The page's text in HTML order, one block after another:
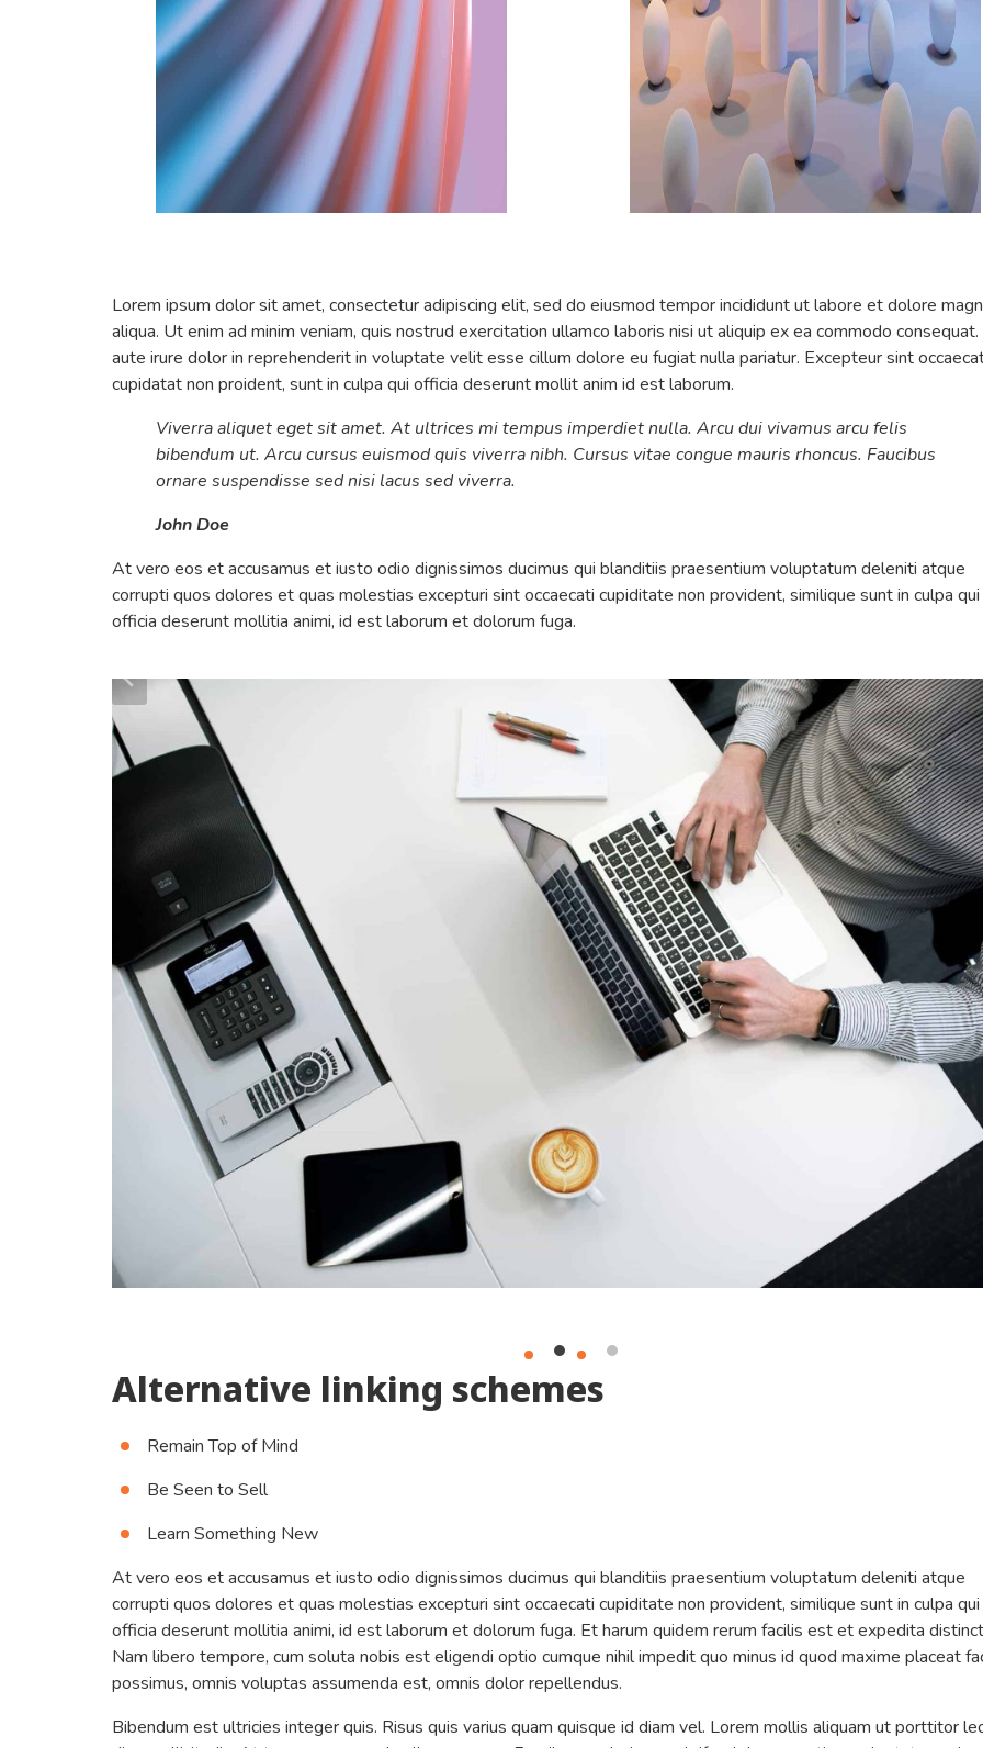
Lorem ipsum dolor sit amet, consectetur adipiscing elit, sed do eiusmod tempor incididunt ut labore et dolore
aliqua. Ut enim ad minim veniam, quis nostrud exercitation ullamco laboris nisi ut aliquip ex ea commodo consequat.
aute irure dolor in reprehenderit in voluptate velit esse cillum dolore eu fugiat nulla pariatur. Excepteur sint
cupidatat non proident, sunt in culpa qui officia deserunt mollit anim id est laborum.
Viverra aliquet eget sit amet. At ultrices mi tempus imperdiet nulla. Arcu dui vivamus arcu felis
bibendum ut. Arcu cursus euismod quis viverra nibh. Cursus vitae congue mauris rhoncus. Faucibus
ornare suspendisse sed nisi lacus sed viverra.
John Doe
At vero eos et accusamus et iusto odio dignissimos ducimus qui blanditiis praesentium voluptatum deleniti atque
corrupti quos dolores et quas molestias excepturi sint occaecati cupiditate non provident, similique sunt in culpa qui
officia deserunt mollitia animi, id est laborum et dolorum fuga.
Alternative linking schemes
Remain Top of Mind
Be Seen to Sell
Learn Something New
At vero eos et accusamus et iusto odio dignissimos ducimus qui blanditiis praesentium voluptatum deleniti atque
corrupti quos dolores et quas molestias excepturi sint occaecati cupiditate non provident, similique sunt in culpa qui
officia deserunt mollitia animi, id est laborum et dolorum fuga. Et harum quidem rerum facilis est et expedita
Nam libero tempore, cum soluta nobis est eligendi optio cumque nihil impedit quo minus id quod maxime placeat
possimus, omnis voluptas assumenda est, omnis dolor repellendus.
Bibendum est ultricies integer quis. Risus quis varius quam quisque id diam vel. Lorem mollis aliquam ut porttitor